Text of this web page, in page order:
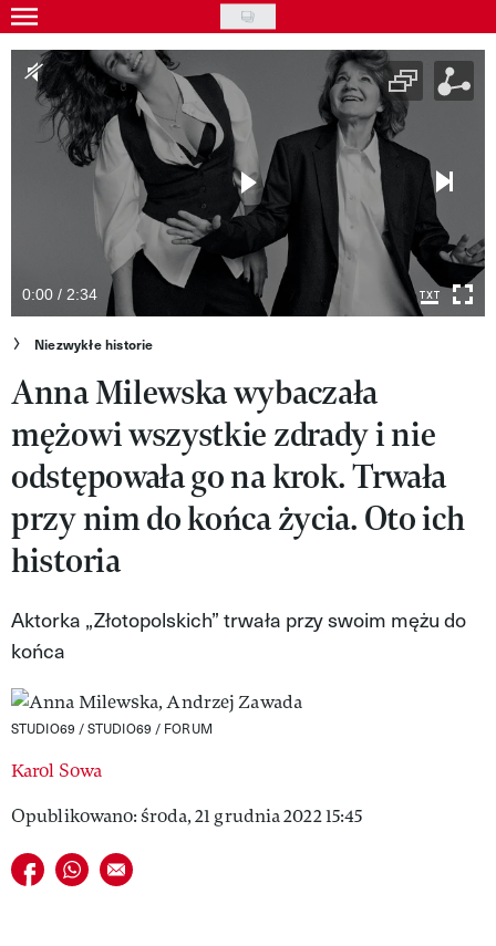
Skip
to
main
content
Gwiazdy
Ludzie
Moda
Kultura
Wideo
Nasze akcje
VIVA!ART
VIVA!MODA
VIVA!LIFESTYLE
VIVA!MAN
VIVA!PEOPLE POWER
VIVA!ITAKA
MAGAZYN VIVA!
0:00 / 2:34
Niezwykłe historie
Anna Milewska wybaczała
mężowi wszystkie zdrady i nie
odstępowała go na krok. Trwała
przy nim do końca życia. Oto ich
historia
Aktorka „Złotopolskich” trwała przy swoim mężu do
końca
STUDIO69 / STUDIO69 / FORUM
Karol Sowa
Opublikowano: środa, 21 grudnia 2022 15:45
Udostępnij na facebook
Udostępnij na whatsapp
E-mail do przyjaciela